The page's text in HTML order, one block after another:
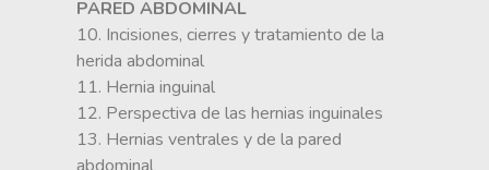
PARED ABDOMINAL
10. Incisiones, cierres y tratamiento de la
herida abdominal
11. Hernia inguinal
12. Perspectiva de las hernias inguinales
13. Hernias ventrales y de la pared